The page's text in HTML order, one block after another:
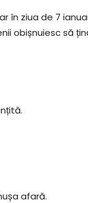
în ziua de 7
obișnuiesc să
afară.